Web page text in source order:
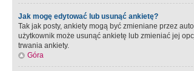
Jak mogę edytować lub usunąć ankietę?
Tak jak posty, ankiety mogą być zmieniane przez
użytkownik może usunąć ankietę lub zmieniać jej
trwania ankiety.
Góra